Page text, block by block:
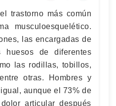
trastorno más común
musculoesquelético.
las encargadas de
de diferentes
las rodillas, tobillos,
otras. Hombres y
aunque el 73% de
articular después